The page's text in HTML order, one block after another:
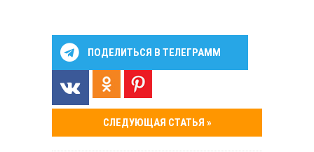
ПОДЕЛИТЬСЯ В ТЕЛЕГРАММ
СЛЕДУЮЩАЯ СТАТЬЯ »